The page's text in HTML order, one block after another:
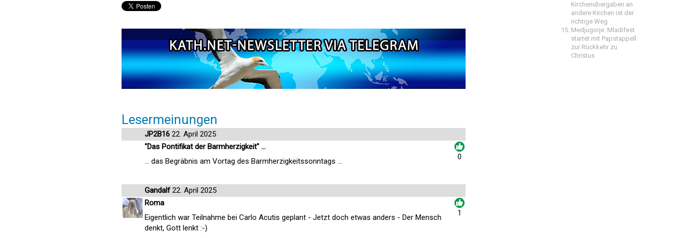
Lesermeinungen
JP2B16 22. April 2025
"Das Pontifikat der Barmherzigkeit" ...
... das Begräbnis am Vortag des Barmherzigkeitssonntags ...
0
Gandalf 22. April 2025
Roma
Eigentlich war Teilnahme bei Carlo Acutis geplant - Jetzt doch etwas anders - Der Mensch
denkt, Gott lenkt :-)
1
Kirchenübergaben an
andere Kirchen ist der
richtige Weg
Medjugorje: Mladifest
startet mit Papstappell
zur Rückkehr zu
Christus